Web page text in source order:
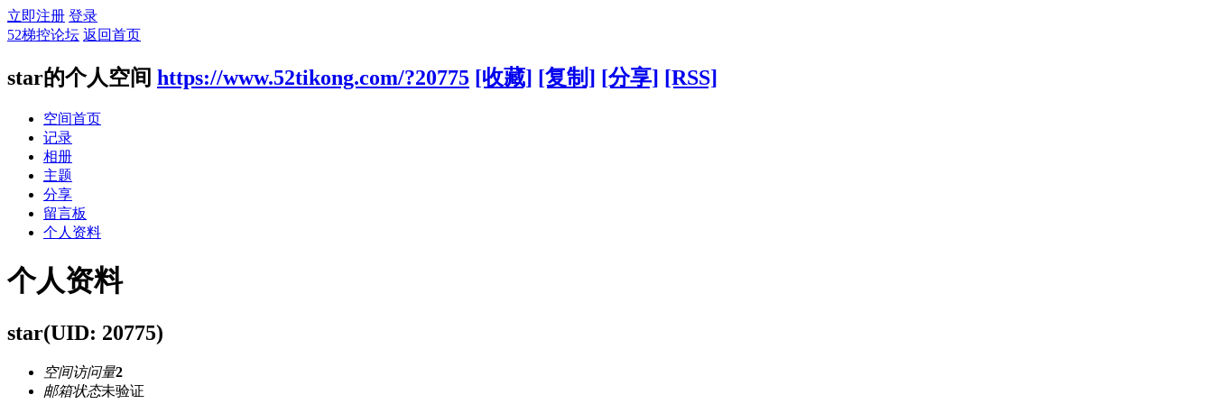
立即注册 登录
52梯控论坛 返回首页
star的个人空间 https://www.52tikong.com/?20775 [收藏] [复制] [分享] [RSS]
空间首页
记录
相册
主题
分享
留言板
个人资料
个人资料
star(UID: 20775)
空间访问量2
邮箱状态未验证